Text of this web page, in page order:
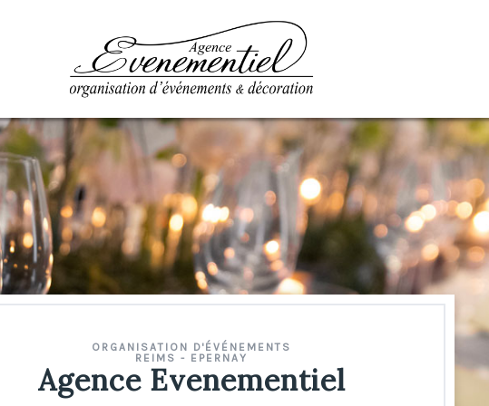
ORGANISATION D'ÉVÉNEMENTS
REIMS - EPERNAY
Agence Evenementiel